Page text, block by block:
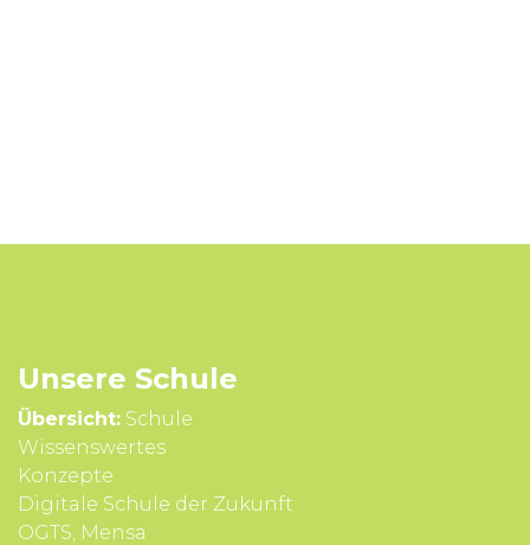
Unsere Schule
Übersicht: Schule
Wissens­wertes
Konzepte
Digitale Schule der Zukunft
OGTS, Mensa